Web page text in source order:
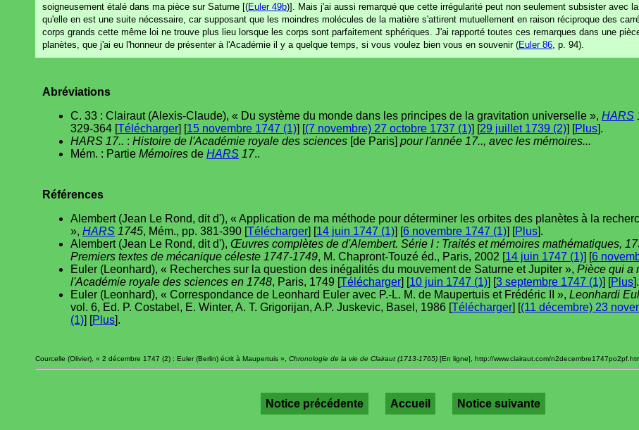
soigneusement étalé dans ma pièce sur Saturne [(Euler 49b)]. Mais j'ai aussi remarqué que cette irrégularité peut non seulement subsister avec
qu'elle en est une suite nécessaire, car supposant que les moindres molécules de la matière s'attirent mutuellement en raison réciproque des
corps grands cette même loi ne trouve plus lieu lorsque les corps sont parfaitement sphériques. J'ai rapporté toutes ces remarques dans une
planètes, que j'ai eu l'honneur de présenter à l'Académie il y a quelque temps, si vous voulez bien vous en souvenir (Euler 86 , p. 94).
Abréviations
C. 33 : Clairaut (Alexis-Claude), « Du système du monde dans les principes de la gravitation universelle », HARS
329-364 [Télécharger] [15 novembre 1747 (1)] [(7 novembre) 27 octobre 1737 (1)] [29 juillet 1739 (2)] [Plus].
HARS 17.. : Histoire de l'Académie royale des sciences [de Paris] pour l'année 17.., avec les mémoires...
Mém. : Partie Mémoires de HARS 17..
Références
Alembert (Jean Le Rond, dit d'), « Application de ma méthode pour déterminer les orbites des planètes à la
», HARS 1745, Mém., pp. 381-390 [Télécharger] [14 juin 1747 (1)] [6 novembre 1747 (1)] [Plus].
Alembert (Jean Le Rond, dit d'), Œuvres complètes de d'Alembert. Série I : Traités et mémoires mathématiques,
Premiers textes de mécanique céleste 1747-1749, M. Chapront-Touzé éd., Paris, 2002 [14 juin 1747 (1)] [6
Euler (Leonhard), « Recherches sur la question des inégalités du mouvement de Saturne et Jupiter », Pièce qui a
l'Académie royale des sciences en 1748, Paris, 1749 [Télécharger] [10 juin 1747 (1)] [3 septembre 1747 (1)] [Plus].
Euler (Leonhard), « Correspondance de Leonhard Euler avec P.-L. M. de Maupertuis et Frédéric II », Leonhardi
vol. 6, Ed. P. Costabel, E. Winter, A. T. Grigorijan, A.P. Juskevic, Basel, 1986 [Télécharger] [(11 décembre) 23
(1)] [Plus].
Courcelle (Olivier), « 2 décembre 1747 (2) : Euler (Berlin) écrit à Maupertuis », Chronologie de la vie de Clairaut (1713-1765) [En ligne], http://www.clairaut.com/
Notice précédente Accueil Notice suivante